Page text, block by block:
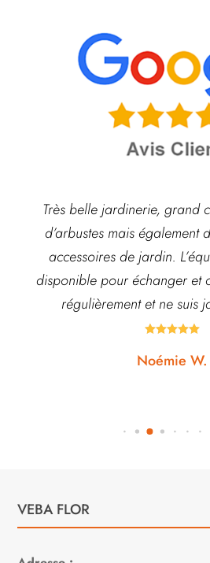
Très belle jardinerie, grand
d’arbustes mais également
accessoires de jardin.
disponible pour échanger et
régulièrement et ne suis

Noémie W.
VEBA FLOR